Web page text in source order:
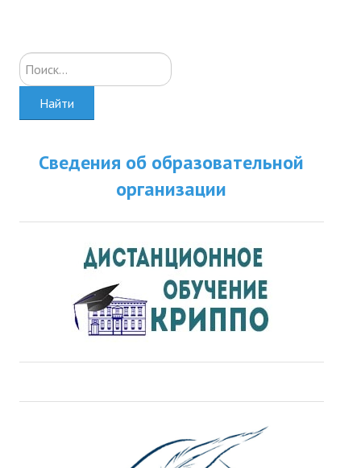
Искать...
Найти
Сведения об образовательной
организации